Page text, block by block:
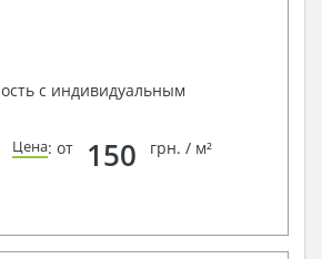
с индивидуальным
Цена: от 150 грн. / м²